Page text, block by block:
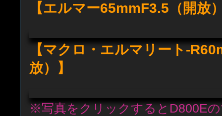
【エルマー65mmF3.5（開放
【マクロ・エルマリート-
放）】
※写真をクリックするとD800E